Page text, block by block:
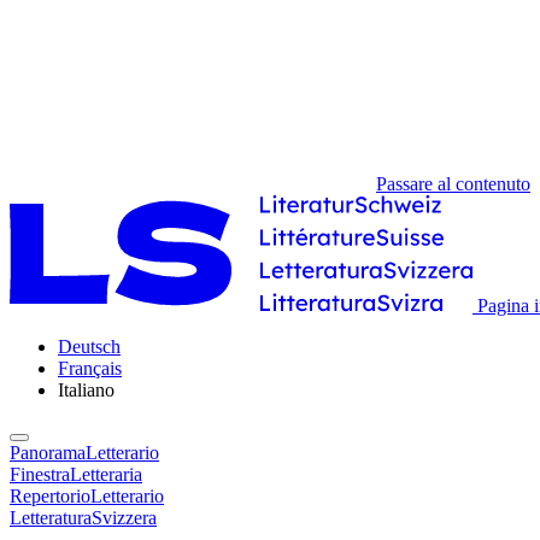
Passare al contenuto
Pagina
Deutsch
Français
Italiano
PanoramaLetterario
FinestraLetteraria
RepertorioLetterario
LetteraturaSvizzera